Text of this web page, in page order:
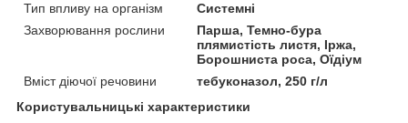
Тип впливу на організм
Системні
Захворювання рослини
Парша, Темно-бура
плямистість листя, Іржа,
Борошниста роса, Оїдіум
Вміст діючої речовини
тебуконазол, 250 г/л
Користувальницькі характеристики